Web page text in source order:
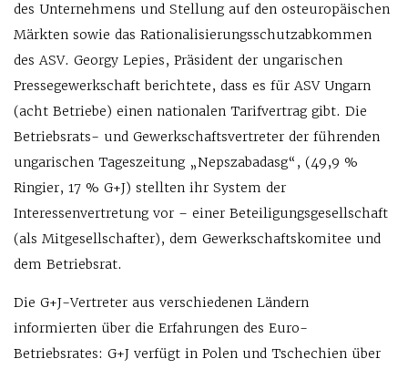
des Unternehmens und Stellung auf den osteuropäischen
Märkten sowie das Rationalisierungsschutzabkommen
des ASV. Georgy Lepies, Präsident der ungarischen
Pressegewerkschaft berichtete, dass es für ASV Ungarn
(acht Betriebe) einen nationalen Tarifvertrag gibt. Die
Betriebsrats- und Gewerkschaftsvertreter der führenden
ungarischen Tageszeitung „Nepszabadasg“, (49,9 %
Ringier, 17 % G+J) stellten ihr System der
Interessenvertretung vor – einer Beteiligungsgesellschaft
(als Mitgesellschafter), dem Gewerkschaftskomitee und
dem Betriebsrat.
Die G+J-Vertreter aus verschiedenen Ländern
informierten über die Erfahrungen des Euro-
Betriebsrates: G+J verfügt in Polen und Tschechien über